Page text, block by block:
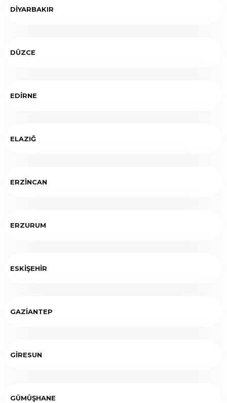
DİYARBAKIR
DÜZCE
EDİRNE
ELAZIĞ
ERZİNCAN
ERZURUM
ESKİŞEHİR
GAZİANTEP
GİRESUN
GÜMÜŞHANE